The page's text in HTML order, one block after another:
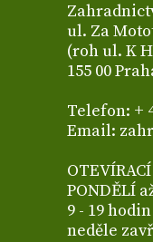
ul. Za
(roh ul. K
155 00
Telefon: +
Email:
PONDĚLÍ
9 - 19
neděle